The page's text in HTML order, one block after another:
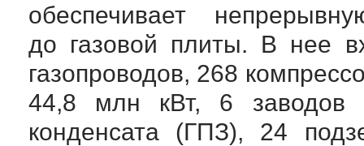
обеспечивает
до газовой плиты. В нее
газопроводов, 268
44,8 млн кВт, 6 заводов
конденсата (ГПЗ), 24